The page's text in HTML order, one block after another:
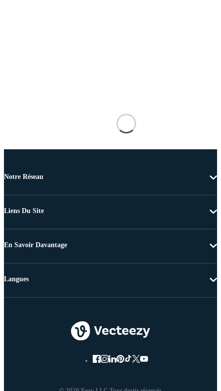
Notre Réseau
Liens Du Site
En Savoir Davantage
Langues